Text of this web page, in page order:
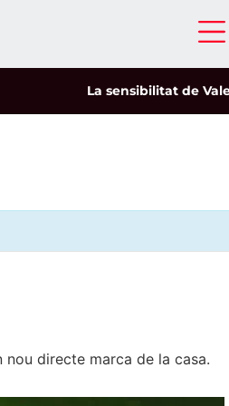
La sensibilitat de Valeria
directe marca de la casa.